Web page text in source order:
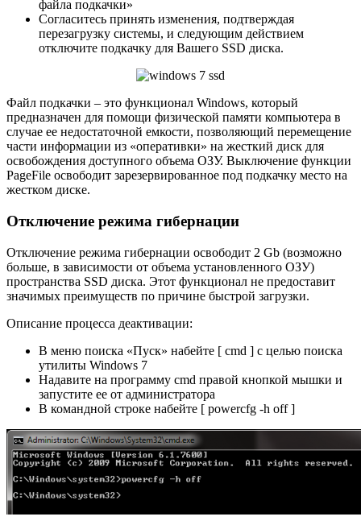
файла подкачки»
Согласитесь принять изменения, подтверждая
перезагрузку системы, и следующим действием
отключите подкачку для Вашего SSD диска.
Файл подкачки – это функционал Windows, который
предназначен для помощи физической памяти компьютера в
случае ее недостаточной емкости, позволяющий перемещение
части информации из «оперативки» на жесткий диск для
освобождения доступного объема ОЗУ. Выключение функции
PageFile освободит зарезервированное под подкачку место на
жестком диске.
Отключение режима гибернации
Отключение режима гибернации освободит 2 Gb (возможно
больше, в зависимости от объема установленного ОЗУ)
пространства SSD диска. Этот функционал не предоставит
значимых преимуществ по причине быстрой загрузки.
Описание процесса деактивации:
В меню поиска «Пуск» набейте [ cmd ] с целью поиска
утилиты Windows 7
Надавите на программу cmd правой кнопкой мышки и
запустите ее от администратора
В командной строке набейте [ powercfg -h off ]